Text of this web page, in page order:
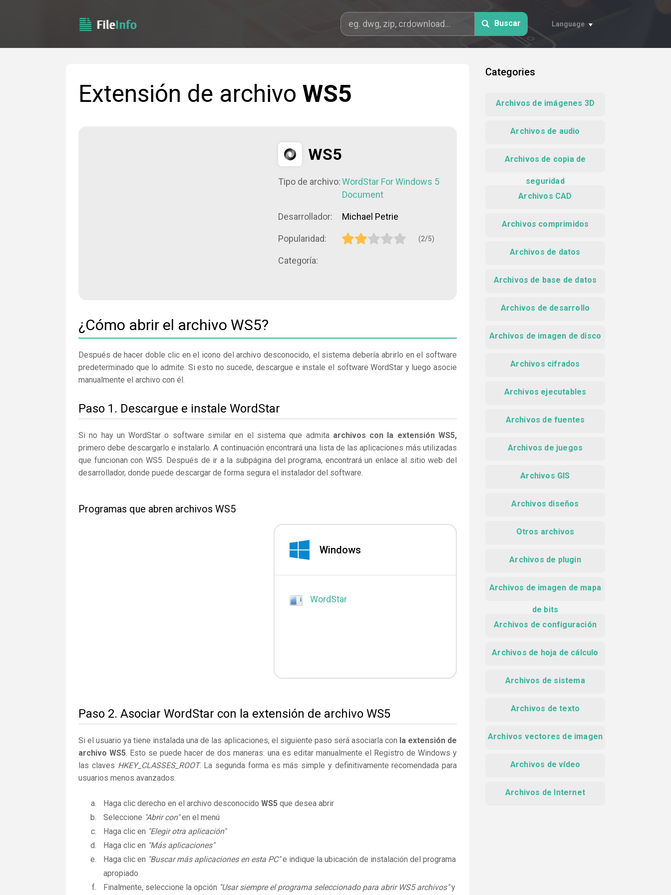
Buscar Language
Extensión de archivo WS5
WS5
Tipo de archivo:WordStar For Windows 5
Document
Desarrollador: Michael Petrie
Popularidad: (2/5)
Categoría:
¿Cómo abrir el archivo WS5?
Después de hacer doble clic en el icono del archivo desconocido, el sistema debería abrirlo en el software
predeterminado que lo admite. Si esto no sucede, descargue e instale el software WordStar y luego asocie
manualmente el archivo con él.
Paso 1. Descargue e instale WordStar
Si no hay un WordStar o software similar en el sistema que admita archivos con la extensión WS5,
primero debe descargarlo e instalarlo. A continuación encontrará una lista de las aplicaciones más utilizadas
que funcionan con WS5. Después de ir a la subpágina del programa, encontrará un enlace al sitio web del
desarrollador, donde puede descargar de forma segura el instalador del software.
Programas que abren archivos WS5
Windows
WordStar
Paso 2. Asociar WordStar con la extensión de archivo WS5
Si el usuario ya tiene instalada una de las aplicaciones, el siguiente paso será asociarla con la extensión de
archivo WS5. Esto se puede hacer de dos maneras: una es editar manualmente el Registro de Windows y
las claves HKEY_CLASSES_ROOT. La segunda forma es más simple y definitivamente recomendada para
usuarios menos avanzados.
Haga clic derecho en el archivo desconocido WS5 que desea abrir
Seleccione "Abrir con"en el menú
Haga clic en "Elegir otra aplicación"
Haga clic en "Más aplicaciones"
Haga clic en "Buscar más aplicaciones en esta PC"e indique la ubicación de instalación del programa
apropiado
Finalmente, seleccione la opción "Usar siempre el programa seleccionado para abrir WS5 archivos"y
Categories
Archivos de imágenes 3D
Archivos de audio
Archivos de copia de
seguridad
Archivos CAD
Archivos comprimidos
Archivos de datos
Archivos de base de datos
Archivos de desarrollo
Archivos de imagen de disco
Archivos cifrados
Archivos ejecutables
Archivos de fuentes
Archivos de juegos
Archivos GIS
Archivos diseños
Otros archivos
Archivos de plugin
Archivos de imagen de mapa
de bits
Archivos de configuración
Archivos de hoja de cálculo
Archivos de sistema
Archivos de texto
Archivos vectores de imagen
Archivos de vídeo
Archivos de Internet